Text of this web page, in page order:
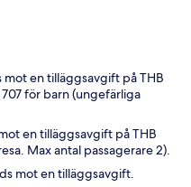
mot en tilläggsavgift på THB
707 för barn (ungefärliga
en tilläggsavgift på THB
Max antal passagerare 2).
mot en tilläggsavgift.